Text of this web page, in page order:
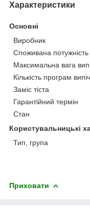
Характеристики
Основні
Виробник
Споживана потужність
Максимальна вага
Кількість програм
Заміс тіста
Гарантійний термін
Стан
Користувальницькі
Тип, група
Приховати